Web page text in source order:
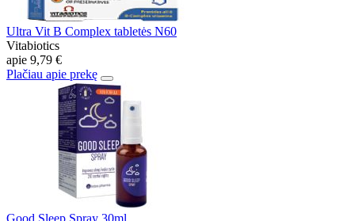
Ultra Vit B Complex tabletės N60
Vitabiotics
apie 9,79 €
Plačiau apie prekę